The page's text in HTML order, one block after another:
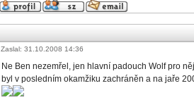
Zaslal: 31.10.2008 14:36
Ne Ben nezemřel, jen hlavní padouch Wolf pro
byl v posledním okamžiku zachráněn a na jaře